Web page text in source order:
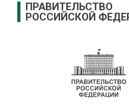
ПРАВИТЕЛЬСТВО
РОССИЙСКОЙ